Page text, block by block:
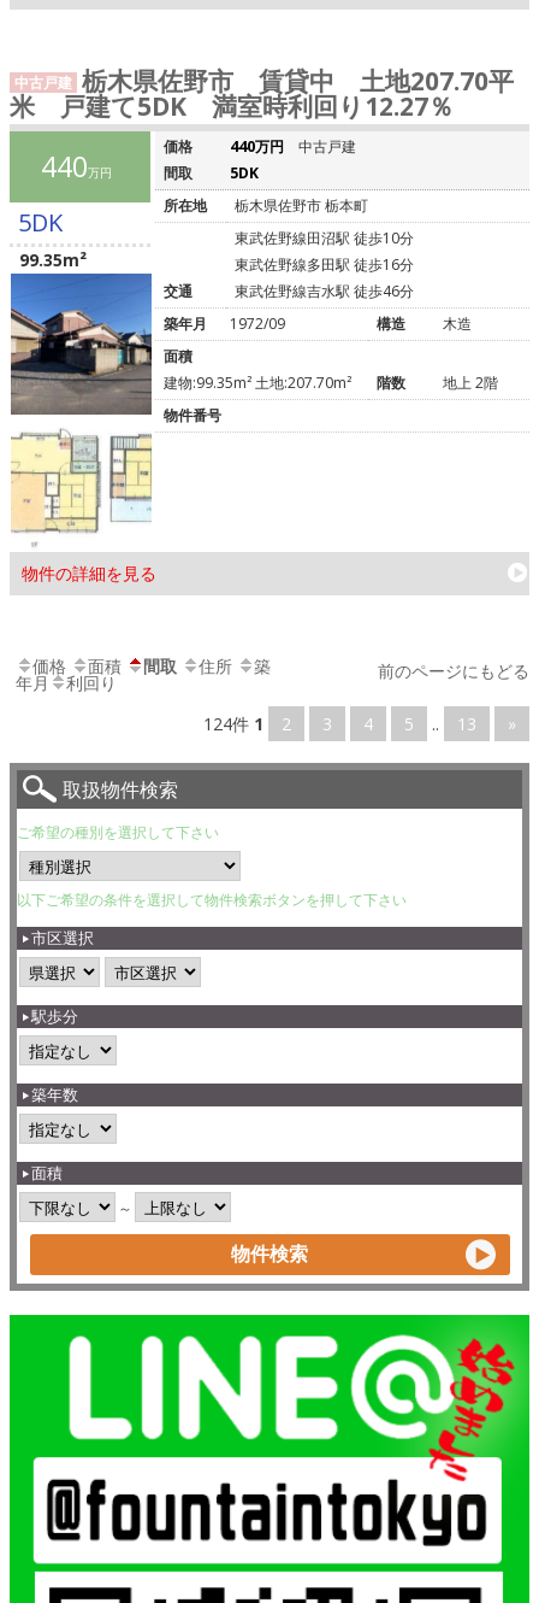
中古戸建 栃木県佐野市 賃貸中 土地207.70平
米 戸建て5DK 満室時利回り12.27％
440万円
5DK
99.35m²
物件の詳細を見る
価格 440万円
中古戸建
間取
5DK
所在地
栃木県佐野市 栃本町
交通
東武佐野線田沼駅 徒歩10分
東武佐野線多田駅 徒歩16分
東武佐野線吉水駅 徒歩46分
築年月
1972/09 構造
木造
面積
建物:99.35m² 土地:207.70m²
階数
地上 2階
物件番号
価格 面積 間取 住所 築
年月
利回り
124件 1 2 3 4 5 .. 13 »
前のページにもどる
取扱物件検索
ご希望の種別を選択して下さい
以下ご希望の条件を選択して物件検索ボタンを押して下さい
市区選択
駅歩分
築年数
面積
～